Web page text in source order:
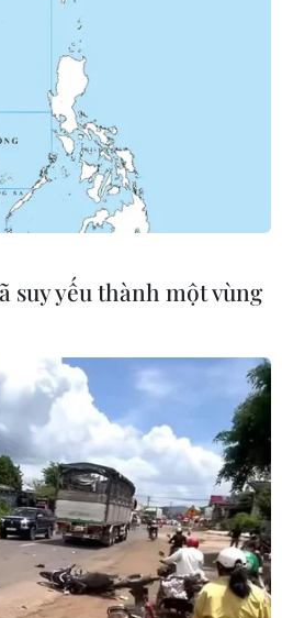
suy yếu thành một vùng